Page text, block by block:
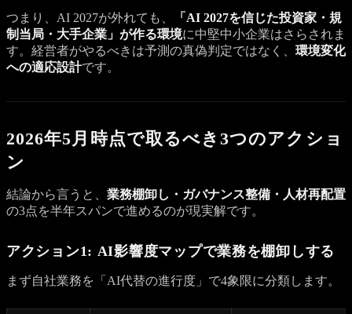
つまり、AI 2027が外れても、
「AI 2027を信じた投資家・規
制当局・大手企業」が作る環境に中堅中小企業はさらされま
す。経営者がやるべきは予測の真偽判定ではなく、 環境変化
への適応設計です。
2026年5月時点で取るべき3つのアクショ
ン
結論から言うと、 業務棚卸し・ガバナンス整備・人材再配置
の3点を半年スパンで進めるのが現実解です。
アクション1: AI影響度マップで業務を棚卸しする
まず自社業務を「AI代替の進行度」で4象限に分類します。